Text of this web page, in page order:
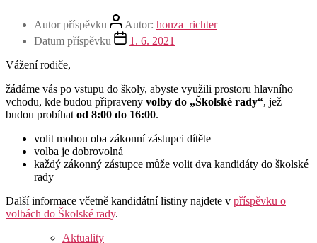
Autor příspěvku Autor: honza_richter
Datum příspěvku
1. 6. 2021
Vážení rodiče,
žádáme vás po vstupu do školy, abyste využili prostoru hlavního
vchodu, kde budou připraveny volby do „Školské rady“, jež
budou probíhat od 8:00 do 16:00.
volit mohou oba zákonní zástupci dítěte
volba je dobrovolná
každý zákonný zástupce může volit dva kandidáty do školské
rady
Další informace včetně kandidátní listiny najdete v příspěvku o
volbách do Školské rady.
Aktuality